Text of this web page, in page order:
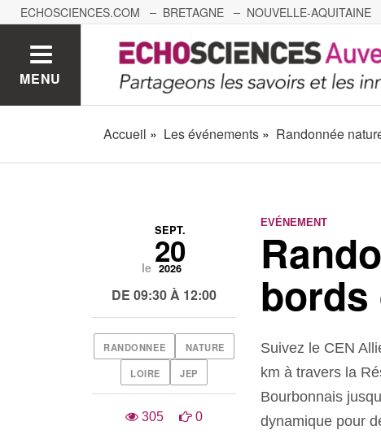
ECHOSCIENCES.COM BRETAGNE NOUVELLE-AQUITAINE
GRENOBLE GRAND EST BOURGOGNE-
MENU
Accueil Les événements Randonnée
EVÉNEMENT
bords
Suivez le CEN
km à travers la
Bourbonnais
dynamique pour
le
SEPT.
20
2026
DE 09:30 À 12:00
RANDONNEE NATURE
LOIRE JEP
305 0